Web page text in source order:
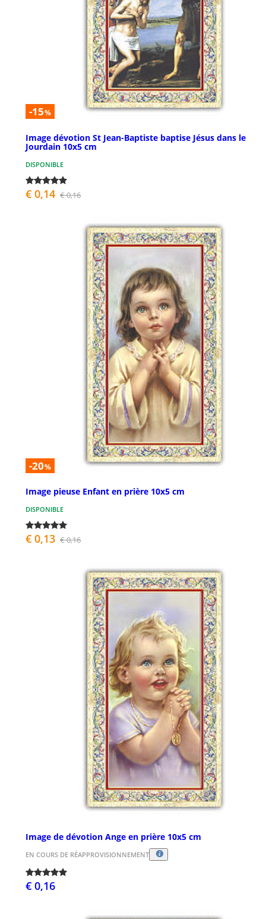
-15%
Image dévotion St Jean-Baptiste baptise Jésus dans le
Jourdain 10x5 cm
DISPONIBLE
€ 0,14 € 0,16
-20%
Image pieuse Enfant en prière 10x5 cm
DISPONIBLE
€ 0,13 € 0,16
Image de dévotion Ange en prière 10x5 cm
EN COURS DE RÉAPPROVISIONNEMENT
€ 0,16